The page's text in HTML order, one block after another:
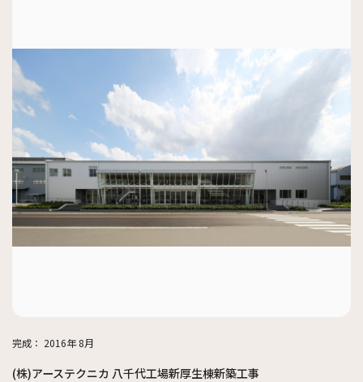
完成： 2016年 8月
(株)アーステクニカ 八千代工場新厚生棟新築工事